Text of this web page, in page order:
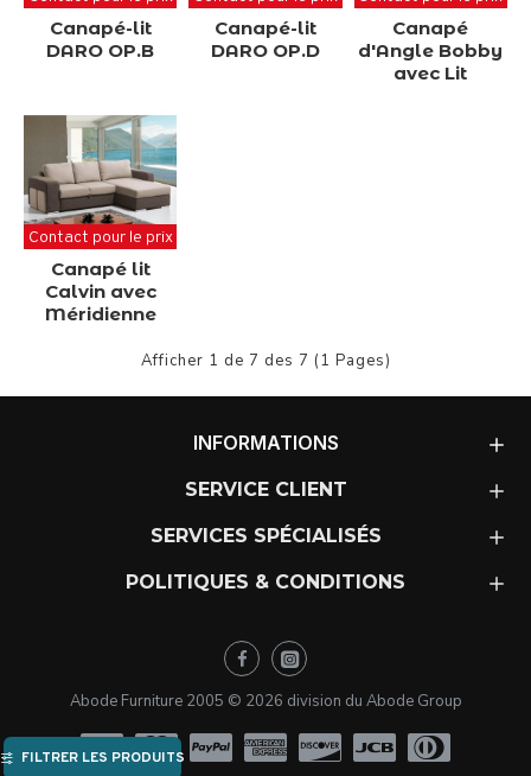
Canapé-lit
DARO OP.B
Canapé-lit
DARO OP.D
Canapé
d'Angle Bobby
avec Lit
Contact pour le prix
Canapé lit
Calvin avec
Méridienne
Afficher 1 de 7 des 7 (1 Pages)
INFORMATIONS
SERVICE CLIENT
SERVICES SPÉCIALISÉS
POLITIQUES & CONDITIONS
Abode Furniture 2005 © 2026 division du Abode Group
FILTRER LES PRODUITS